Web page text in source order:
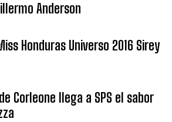
Anderson
Honduras Universo 2016 Sirey
Corleone llega a SPS el sabor